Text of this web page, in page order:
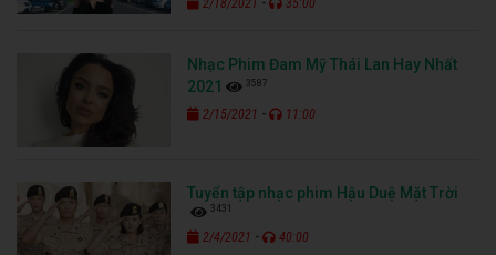
2/18/2021 35:00
Nhạc Phim Đam Mỹ Thái Lan Hay Nhất
2021
3587
2/15/2021 - 11:00
Tuyển tập nhạc phim Hậu Duệ Mặt Trời
3431
2/4/2021 - 40:00